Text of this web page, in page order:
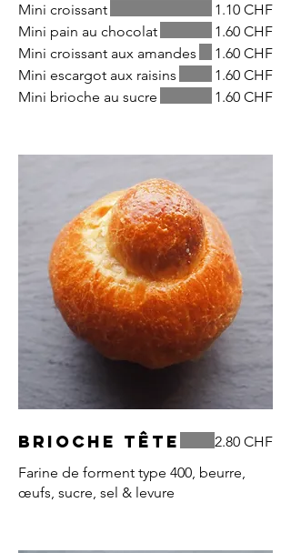
Mini croissant
1.10 CHF
Mini pain au chocolat
1.60 CHF
Mini croissant aux amandes
1.60 CHF
Mini escargot aux raisins
1.60 CHF
Mini brioche au sucre
1.60 CHF
Brioche tête
Farine de forment type 400, beurre,
œufs, sucre, sel & levure
2.80 CHF